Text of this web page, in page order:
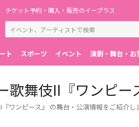
チケット予約・購入・販売のイープラス
ト スポーツ イベント 演劇・舞台・お
歌舞伎II『ワンピ
ワンピース』 の舞台・公演情報をご紹介